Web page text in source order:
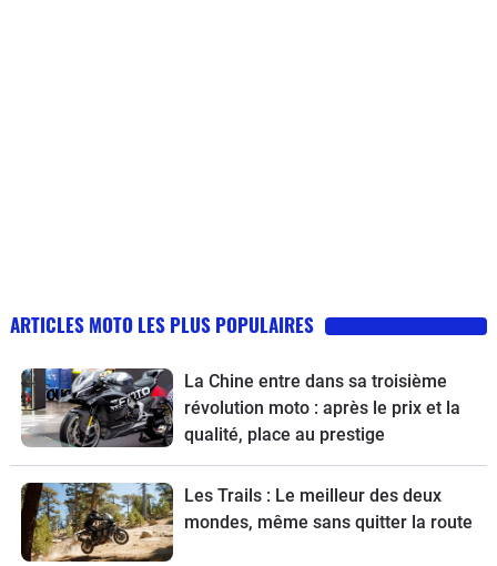
ARTICLES MOTO LES PLUS POPULAIRES
La Chine entre dans sa troisième
révolution moto : après le prix et la
qualité, place au prestige
Les Trails : Le meilleur des deux
mondes, même sans quitter la route